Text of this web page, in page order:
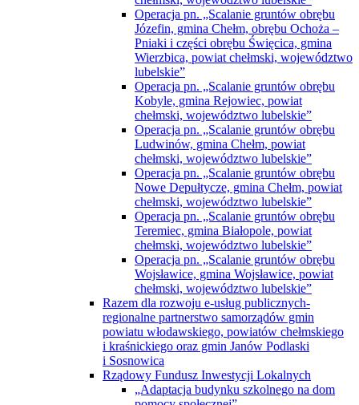
Operacja pn. „Scalanie gruntów obrębu
Józefin, gmina Chełm, obrębu Ochoża –
Pniaki i części obrębu Święcica, gmina
Wierzbica, powiat chełmski, województwo
lubelskie”
Operacja pn. „Scalanie gruntów obrębu
Kobyle, gmina Rejowiec, powiat
chełmski, województwo lubelskie”
Operacja pn. „Scalanie gruntów obrębu
Ludwinów, gmina Chełm, powiat
chełmski, województwo lubelskie”
Operacja pn. „Scalanie gruntów obrębu
Nowe Depułtycze, gmina Chełm, powiat
chełmski, województwo lubelskie”
Operacja pn. „Scalanie gruntów obrębu
Teremiec, gmina Białopole, powiat
chełmski, województwo lubelskie”
Operacja pn. „Scalanie gruntów obrębu
Wojsławice, gmina Wojsławice, powiat
chełmski, województwo lubelskie”
Razem dla rozwoju e-usług publicznych-
regionalne partnerstwo samorządów gmin
powiatu włodawskiego, powiatów chełmskiego
i kraśnickiego oraz gmin Janów Podlaski
i Sosnowica
Rządowy Fundusz Inwestycji Lokalnych
„Adaptacja budynku szkolnego na dom